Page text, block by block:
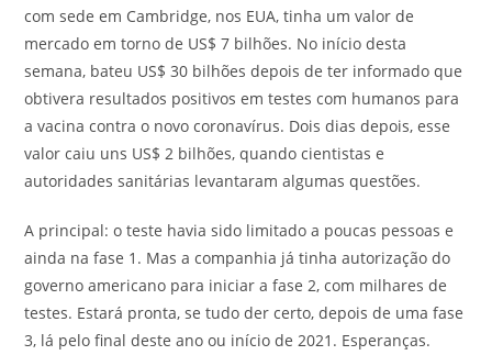
com sede em Cambridge, nos EUA, tinha um valor de
mercado em torno de US$ 7 bilhões. No início desta
semana, bateu US$ 30 bilhões depois de ter informado que
obtivera resultados positivos em testes com humanos para
a vacina contra o novo coronavírus. Dois dias depois, esse
valor caiu uns US$ 2 bilhões, quando cientistas e
autoridades sanitárias levantaram algumas questões.
A principal: o teste havia sido limitado a poucas pessoas e
ainda na fase 1. Mas a companhia já tinha autorização do
governo americano para iniciar a fase 2, com milhares de
testes. Estará pronta, se tudo der certo, depois de uma fase
3, lá pelo final deste ano ou início de 2021. Esperanças.